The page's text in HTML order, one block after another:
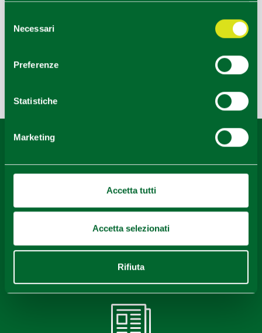
delNecessari
Preferenze
Statistiche
Marketing
Accetta tutti
Accetta selezionati
Rifiuta
Contenuti di proprietà di Destinazione Turistica Emilia